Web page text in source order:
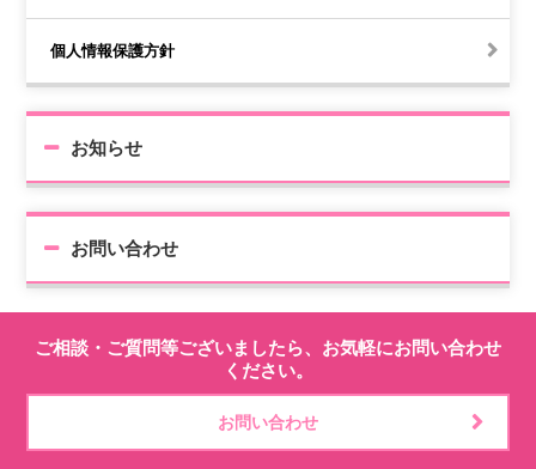
個人情報保護方針
お知らせ
お問い合わせ
ご相談・ご質問等ございましたら、お気軽にお問い合わせ
ください。
お問い合わせ